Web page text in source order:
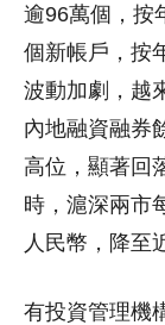
逾96萬個，按
個新帳戶，按
波動加劇，越
內地融資融券
高位，顯著回
時，滬深兩市
人民幣，降至
有投資管理機